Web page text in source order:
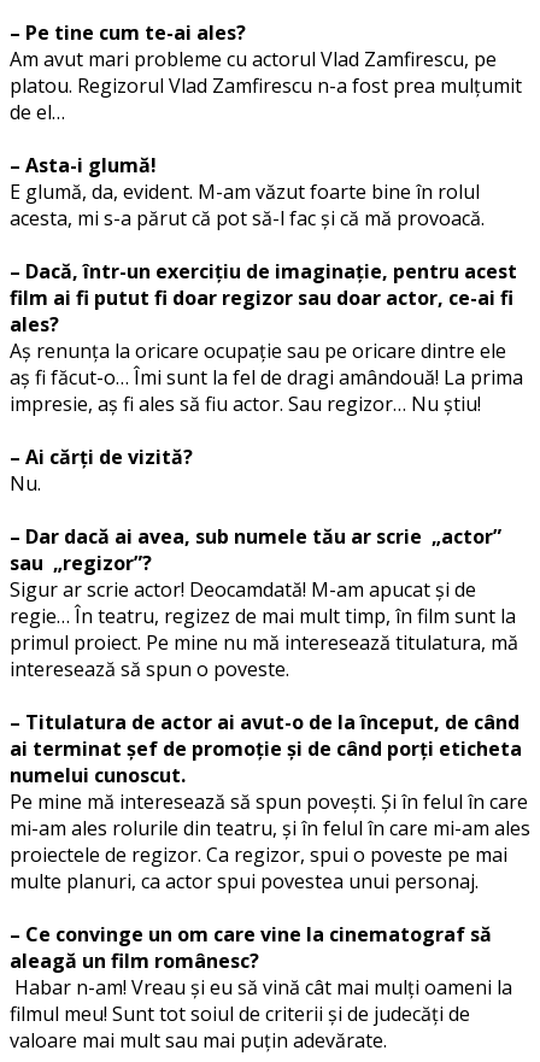
– Pe tine cum te-ai ales?
Am avut mari probleme cu actorul Vlad Zamfirescu, pe
platou. Regizorul Vlad Zamfirescu n-a fost prea mulțumit
de el…
– Asta-i glumă!
E glumă, da, evident. M-am văzut foarte bine în rolul
acesta, mi s-a părut că pot să-l fac și că mă provoacă.
– Dacă, într-un exercițiu de imaginație, pentru acest
film ai fi putut fi doar regizor sau doar actor, ce-ai fi
ales?
Aș renunța la oricare ocupație sau pe oricare dintre ele
aș fi făcut-o… Îmi sunt la fel de dragi amândouă! La prima
impresie, aș fi ales să fiu actor. Sau regizor… Nu știu!
– Ai cărți de vizită?
Nu.
– Dar dacă ai avea, sub numele tău ar scrie „actor”
sau „regizor”?
Sigur ar scrie actor! Deocamdată! M-am apucat și de
regie… În teatru, regizez de mai mult timp, în film sunt la
primul proiect. Pe mine nu mă interesează titulatura, mă
interesează să spun o poveste.
– Titulatura de actor ai avut-o de la început, de când
ai terminat șef de promoție și de când porți eticheta
numelui cunoscut.
Pe mine mă interesează să spun povești. Și în felul în care
mi-am ales rolurile din teatru, și în felul în care mi-am ales
proiectele de regizor. Ca regizor, spui o poveste pe mai
multe planuri, ca actor spui povestea unui personaj.
– Ce convinge un om care vine la cinematograf să
aleagă un film românesc?
Habar n-am! Vreau și eu să vină cât mai mulți oameni la
filmul meu! Sunt tot soiul de criterii și de judecăți de
valoare mai mult sau mai puțin adevărate.